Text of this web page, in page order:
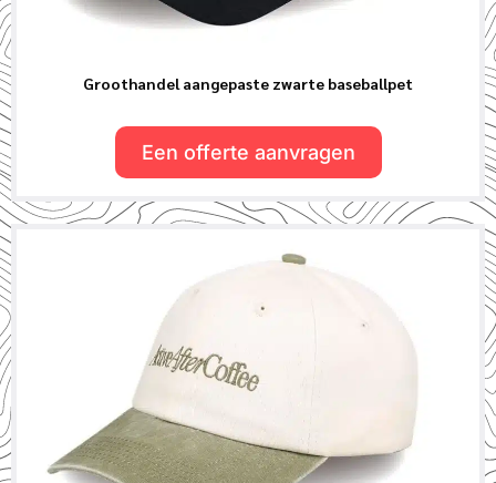
Groothandel aangepaste zwarte baseballpet
Een offerte aanvragen